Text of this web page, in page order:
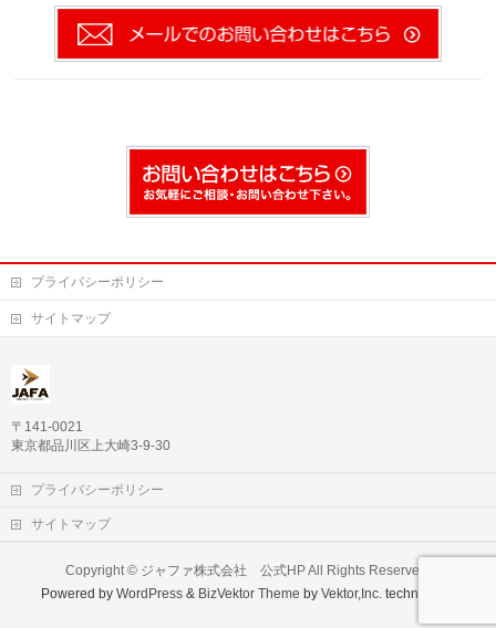
プライバシーポリシー
サイトマップ
〒141-0021
東京都品川区上大崎3-9-30
プライバシーポリシー
サイトマップ
Copyright © ジャファ株式会社 公式HPAll Rights Reserved.
Powered byWordPress & BizVektor Theme byVektor,Inc. technology.